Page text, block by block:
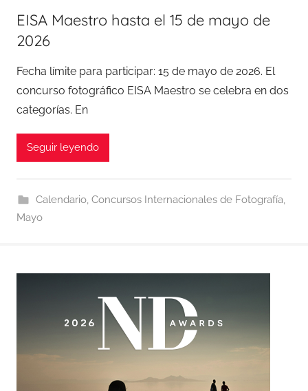
EISA Maestro hasta el 15 de mayo de
2026
Fecha límite para participar: 15 de mayo de 2026. El
concurso fotográfico EISA Maestro se celebra en dos
categorías. En
Seguir leyendo
Calendario, Concursos Internacionales de Fotografía,
Mayo